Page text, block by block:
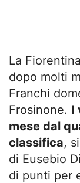
La
dopo molti
Franchi
Frosinone. I
mese dal
classifica,
di Eusebio
di punti per